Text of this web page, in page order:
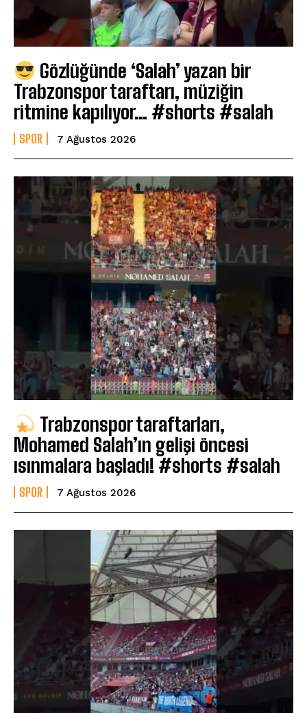
Gözlüğünde ‘Salah’ yazan bir
Trabzonspor taraftarı, müziğin
ritmine kapılıyor… #shorts #salah
SPOR 7 Ağustos 2026
Trabzonspor taraftarları,
Mohamed Salah’ın gelişi öncesi
ısınmalara başladı! #shorts #salah
SPOR 7 Ağustos 2026